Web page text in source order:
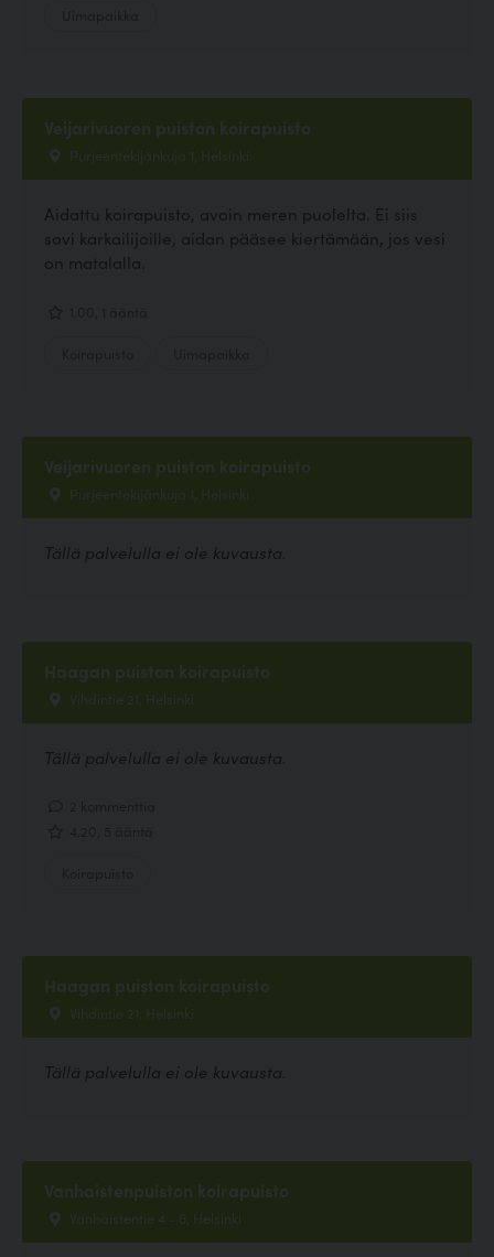
Veijarivuoren puiston koirapuisto
Purjeentekijänkuja 1, Helsinki
Aidattu koirapuisto, avoin meren puolelta. Ei siis
sovi karkailijoille, aidan pääsee kiertämään, jos vesi
on matalalla.
Veijarivuoren puiston koirapuisto
Purjeentekijänkuja 1, Helsinki
Tällä palvelulla ei ole kuvausta.
Haagan puiston koirapuisto
Vihdintie 21, Helsinki
Tällä palvelulla ei ole kuvausta.
Haagan puiston koirapuisto
Vihdintie 21, Helsinki
Tällä palvelulla ei ole kuvausta.
Vanhaistenpuiston koirapuisto
Vanhaistentie 4 - 6, Helsinki